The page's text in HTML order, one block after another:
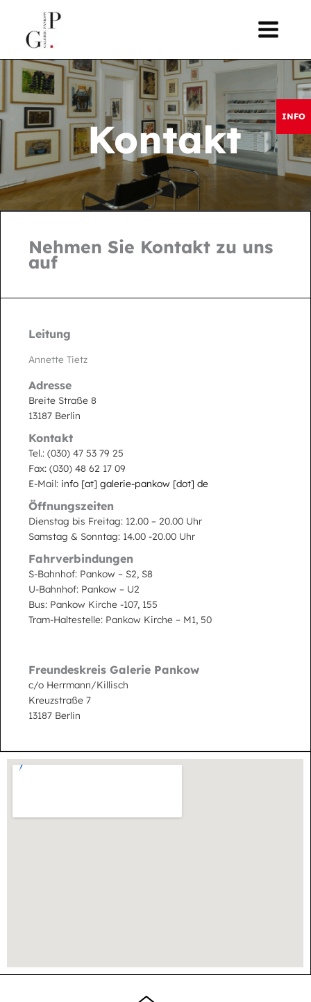
springen
INFO
Kontakt
Nehmen Sie Kontakt zu uns
auf
Leitung
Annette Tietz
Adresse
Breite Straße 8
13187 Berlin
Kontakt
Tel.: (030) 47 53 79 25
Fax: (030) 48 62 17 09
E-Mail: info [at] galerie-pankow [dot] de
Öffnungszeiten
Dienstag bis Freitag: 12.00 – 20.00 Uhr
Samstag & Sonntag: 14.00 -20.00 Uhr
Fahrverbindungen
S-Bahnhof: Pankow – S2, S8
U-Bahnhof: Pankow – U2
Bus: Pankow Kirche -107, 155
Tram-Haltestelle: Pankow Kirche – M1, 50
Freundeskreis Galerie Pankow
c/o Herrmann/Killisch
Kreuzstraße 7
13187 Berlin